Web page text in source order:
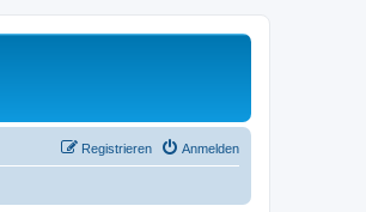
Anmelden
Registrieren